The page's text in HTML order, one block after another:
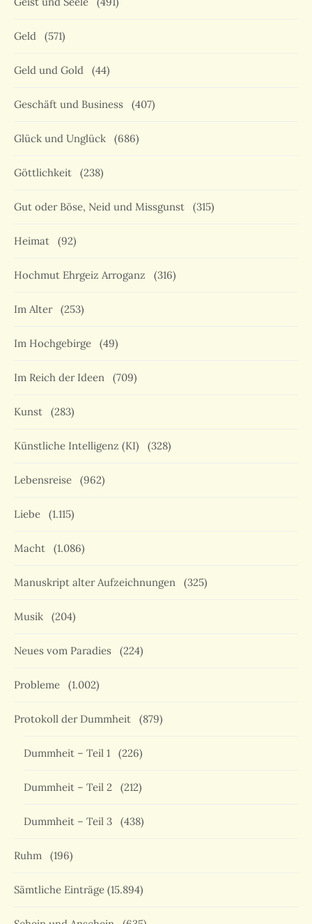
Geld (571)
Geld und Gold (44)
Geschäft und Business (407)
Glück und Unglück (686)
Göttlichkeit (238)
Gut oder Böse, Neid und Missgunst (315)
Heimat (92)
Hochmut Ehrgeiz Arroganz (316)
Im Alter (253)
Im Hochgebirge (49)
Im Reich der Ideen (709)
Kunst (283)
Künstliche Intelligenz (KI) (328)
Lebensreise (962)
Liebe (1.115)
Macht (1.086)
Manuskript alter Aufzeichnungen (325)
Musik (204)
Neues vom Paradies (224)
Probleme (1.002)
Protokoll der Dummheit (879)
Dummheit – Teil 1 (226)
Dummheit – Teil 2 (212)
Dummheit – Teil 3 (438)
Ruhm (196)
Sämtliche Einträge (15.894)